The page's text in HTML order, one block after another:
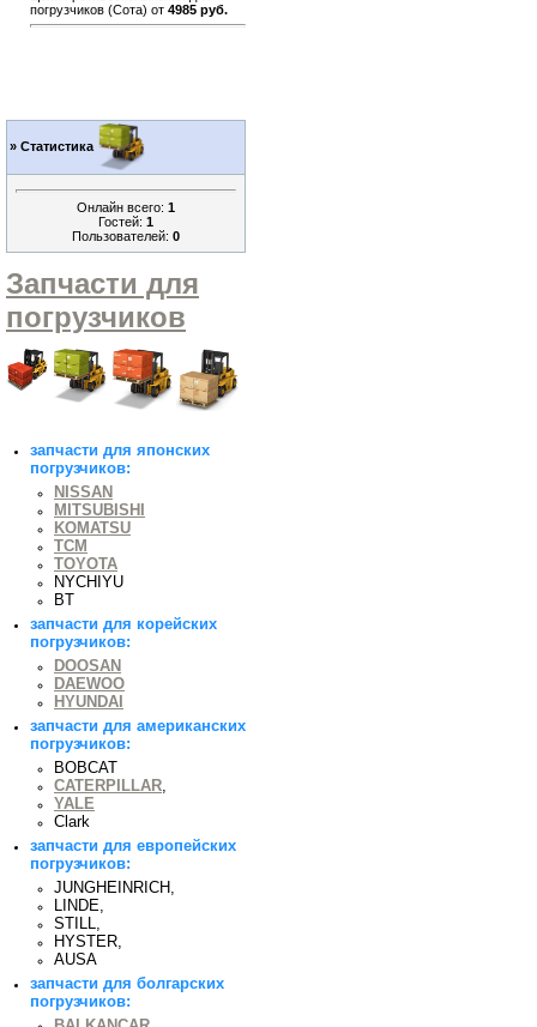
погрузчиков (Сота) от 4985 руб.
» Статистика
Онлайн всего: 1
Гостей: 1
Пользователей: 0
Запчасти для
погрузчиков
запчасти для японских
погрузчиков:
NISSAN
MITSUBISHI
KOMATSU
TCM
TOYOTA
NYCHIYU
BT
запчасти для корейских
погрузчиков:
DOOSAN
DAEWOO
HYUNDAI
запчасти для американских
погрузчиков:
BOBCAT
CATERPILLAR,
YALE
Clark
запчасти для европейских
погрузчиков:
JUNGHEINRICH,
LINDE,
STILL,
HYSTER,
AUSA
запчасти для болгарских
погрузчиков: